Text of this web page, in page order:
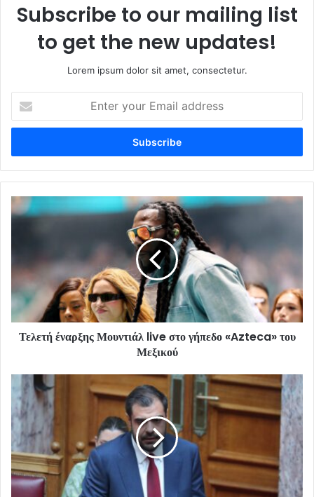
Subscribe to our mailing list
to get the new updates!
Lorem ipsum dolor sit amet, consectetur.
your
Email
Τελετή έναρξης Μουντιάλ live στο γήπεδο «Azteca» του
Μεξικού